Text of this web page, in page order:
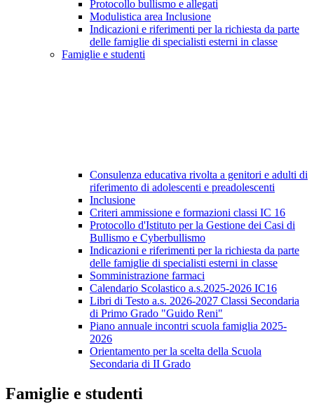
Protocollo bullismo e allegati
Modulistica area Inclusione
Indicazioni e riferimenti per la richiesta da parte
delle famiglie di specialisti esterni in classe
Famiglie e studenti
Consulenza educativa rivolta a genitori e adulti di
riferimento di adolescenti e preadolescenti
Inclusione
Criteri ammissione e formazioni classi IC 16
Protocollo d'Istituto per la Gestione dei Casi di
Bullismo e Cyberbullismo
Indicazioni e riferimenti per la richiesta da parte
delle famiglie di specialisti esterni in classe
Somministrazione farmaci
Calendario Scolastico a.s.2025-2026 IC16
Libri di Testo a.s. 2026-2027 Classi Secondaria
di Primo Grado "Guido Reni"
Piano annuale incontri scuola famiglia 2025-
2026
Orientamento per la scelta della Scuola
Secondaria di II Grado
Famiglie e studenti